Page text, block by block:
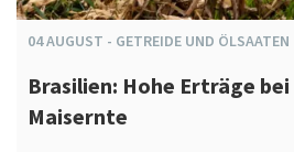
04AUGUST - GETREIDE UND ÖLSAATEN
Brasilien: Hohe Erträge
Maisernte